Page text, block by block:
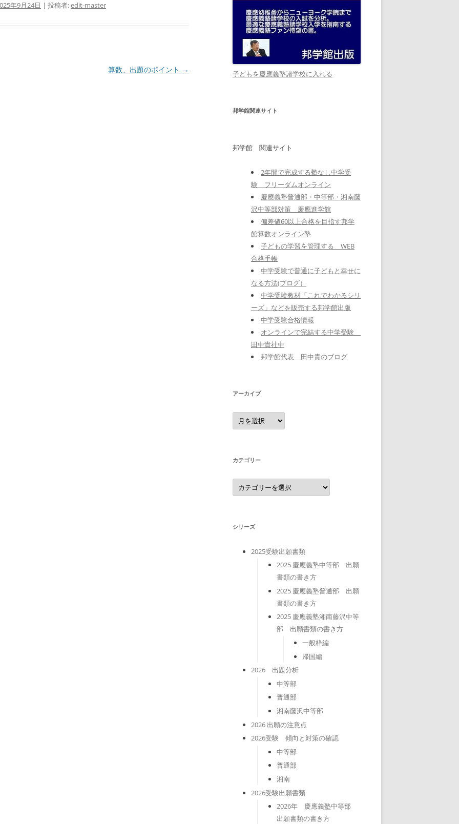
年9月24日 | 投稿者:edit-master
算数、出題のポイント → 子どもを慶應義塾諸学校に入れる
邦学館関連サイト
邦学館 関連サイト
2年間で完成する塾なし中学受
験 フリーダムオンライン
慶應義塾普通部・中等部・湘南藤
沢中等部対策 慶應進学館
偏差値60以上合格を目指す邦学
館算数オンライン塾
子どもの学習を管理する WEB
合格手帳
中学受験で普通に子どもと幸せに
なる方法(ブログ）
中学受験教材「これでわかるシリ
ーズ」などを販売する邦学館出版
中学受験合格情報
オンラインで完結する中学受験
田中貴社中
邦学館代表 田中貴のブログ
アーカイブ
ア
ー
カ
カテゴリー
カ
テ
ゴ
シリーズ
2025受験出願書類
2025 慶應義塾中等部 出願
書類の書き方
2025 慶應義塾普通部 出願
書類の書き方
2025 慶應義塾湘南藤沢中等
部 出願書類の書き方
一般枠編
帰国編
2026 出題分析
中等部
普通部
湘南藤沢中等部
2026 出願の注意点
2026受験 傾向と対策の確認
中等部
普通部
湘南
2026受験出願書類
2026年 慶應義塾中等部
出願書類の書き方